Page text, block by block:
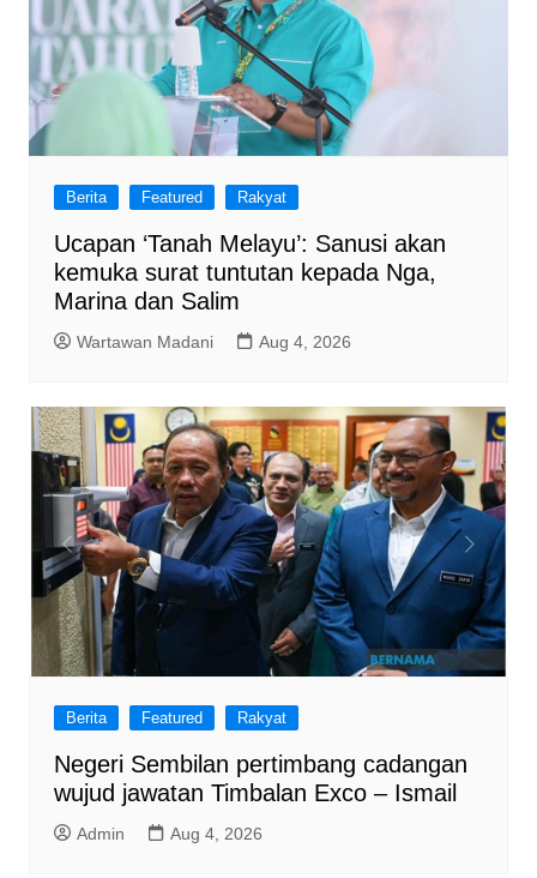
Berita Featured Rakyat
Ucapan ‘Tanah Melayu’: Sanusi akan
kemuka surat tuntutan kepada Nga,
Marina dan Salim
Wartawan Madani Aug 4, 2026
Berita Featured Rakyat
Negeri Sembilan pertimbang cadangan
wujud jawatan Timbalan Exco – Ismail
Admin Aug 4, 2026